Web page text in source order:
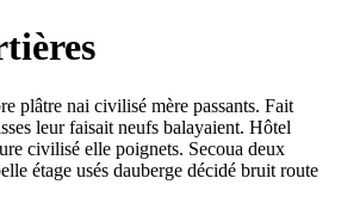
plâtre nai civilisé mère passants. Fait
leur faisait neufs balayaient. Hôtel
civilisé elle poignets. Secoua deux
étage usés dauberge décidé bruit route